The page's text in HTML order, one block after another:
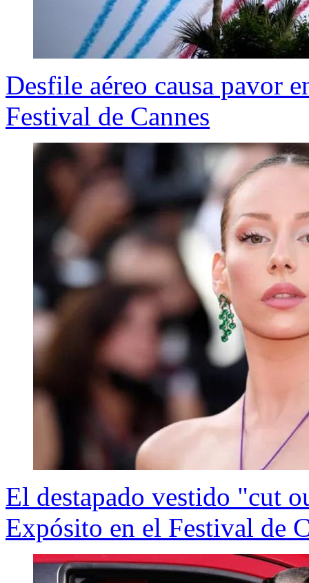
Desfile aéreo causa pavor
Festival de Cannes
El destapado vestido "cut
Expósito en el Festival de